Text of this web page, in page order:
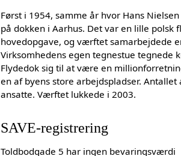
Først i 1954, samme år hvor Hans
på dokken i Aarhus. Det var en lille
hovedopgave, og værftet samarbejdede
Virksomhedens egen tegnestue tegnede
Flydedok sig til at være en
en af byens store arbejdspladser.
ansatte. Værftet lukkede i 2003.
SAVE-registrering
Toldbodgade 5 har ingen bevaringsværdi